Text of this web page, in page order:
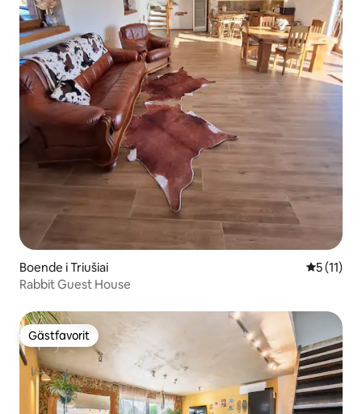
Boende i Triušiai 5 av 5 i
5 (11)
Rabbit Guest House
Gästfavorit
Gästfavorit